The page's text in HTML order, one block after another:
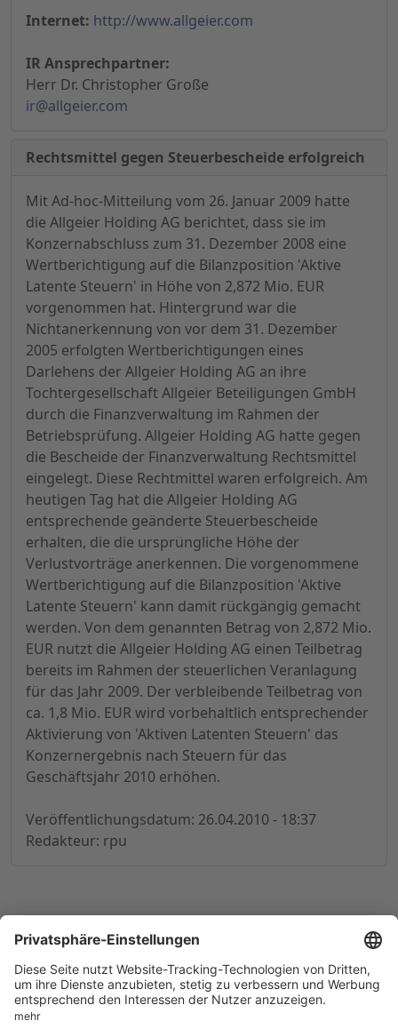
Internet: http://www.allgeier.com
IR Ansprechpartner:
Herr Dr. Christopher Große
ir@allgeier.com
Rechtsmittel gegen Steuerbescheide erfolgreich
Mit Ad-hoc-Mitteilung vom 26. Januar 2009 hatte
die Allgeier Holding AG berichtet, dass sie im
Konzernabschluss zum 31. Dezember 2008 eine
Wertberichtigung auf die Bilanzposition 'Aktive
Latente Steuern' in Höhe von 2,872 Mio. EUR
vorgenommen hat. Hintergrund war die
Nichtanerkennung von vor dem 31. Dezember
2005 erfolgten Wertberichtigungen eines
Darlehens der Allgeier Holding AG an ihre
Tochtergesellschaft Allgeier Beteiligungen GmbH
durch die Finanzverwaltung im Rahmen der
Betriebsprüfung. Allgeier Holding AG hatte gegen
die Bescheide der Finanzverwaltung Rechtsmittel
eingelegt. Diese Rechtmittel waren erfolgreich. Am
heutigen Tag hat die Allgeier Holding AG
entsprechende geänderte Steuerbescheide
erhalten, die die ursprüngliche Höhe der
Verlustvorträge anerkennen. Die vorgenommene
Wertberichtigung auf die Bilanzposition 'Aktive
Latente Steuern' kann damit rückgängig gemacht
werden. Von dem genannten Betrag von 2,872 Mio.
EUR nutzt die Allgeier Holding AG einen Teilbetrag
bereits im Rahmen der steuerlichen Veranlagung
für das Jahr 2009. Der verbleibende Teilbetrag von
ca. 1,8 Mio. EUR wird vorbehaltlich entsprechender
Aktivierung von 'Aktiven Latenten Steuern' das
Konzernergebnis nach Steuern für das
Geschäftsjahr 2010 erhöhen.
Veröffentlichungsdatum: 26.04.2010 - 18:37
Redakteur: rpu
© 1998-2026by GSC Research GmbH
Datenschutz